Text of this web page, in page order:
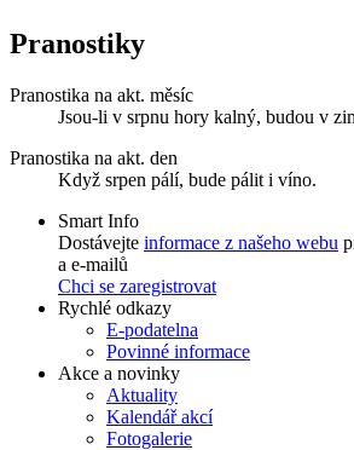
Pranostiky
Pranostika na akt. měsíc
Jsou-li v srpnu hory kalný, budou v
Pranostika na akt. den
Když srpen pálí, bude pálit i víno.
Smart Info
Dostávejte informace z našeho webu
a e-mailů
Chci se zaregistrovat
Rychlé odkazy
E-podatelna
Povinné informace
Akce a novinky
Aktuality
Kalendář akcí
Fotogalerie